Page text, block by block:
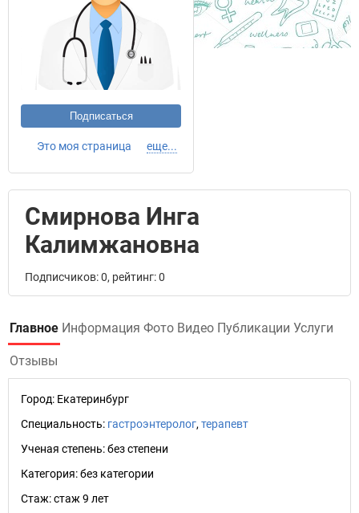
Подписаться
Это моя страница еще...
Смирнова Инга
Калимжановна
Подписчиков: 0, рейтинг: 0
Главное Информация Фото Видео Публикации Услуги
Отзывы
Город: Екатеринбург
Специальность: гастроэнтеролог, терапевт
Ученая степень:без степени
Категория:без категории
Стаж:стаж 9 лет